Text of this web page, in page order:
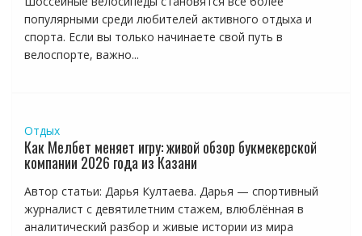
популярными среди любителей активного отдыха и
спорта. Если вы только начинаете свой путь в
велоспорте, важно...
Отдых
Как Мелбет меняет игру: живой обзор букмекерской
компании 2026 года из Казани
Автор статьи: Дарья Култаева. Дарья — спортивный
журналист с девятилетним стажем, влюблённая в
аналитический разбор и живые истории из мира